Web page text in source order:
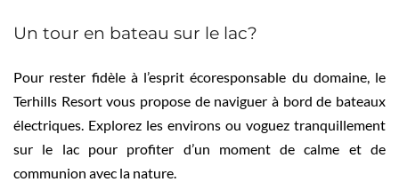
Un tour en bateau sur le lac?
Pour rester fidèle à l’esprit écoresponsable du domaine, le
Terhills Resort vous propose de naviguer à bord de bateaux
électriques. Explorez les environs ou voguez tranquillement
sur le lac pour profiter d’un moment de calme et de
communion avec la nature.